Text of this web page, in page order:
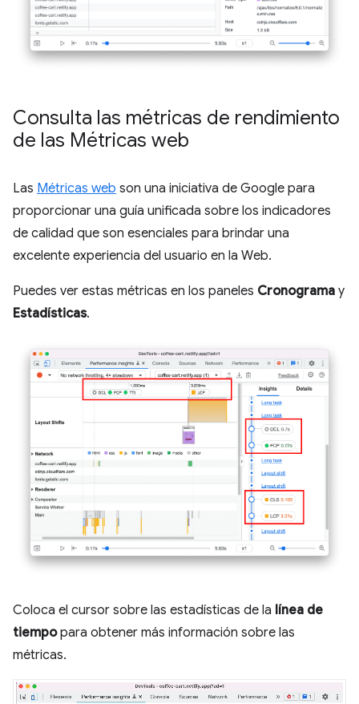
Consulta las métricas de rendimiento
de las Métricas web
Las Métricas web son una iniciativa de Google para
proporcionar una guía unificada sobre los indicadores
de calidad que son esenciales para brindar una
excelente experiencia del usuario en la Web.
Puedes ver estas métricas en los paneles Cronograma y
Estadísticas.
Coloca el cursor sobre las estadísticas de la línea de
tiempopara obtener más información sobre las
métricas.